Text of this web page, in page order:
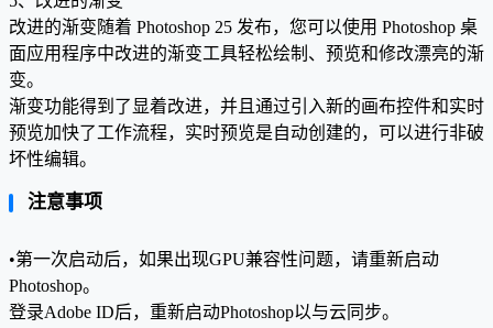
改进的渐变随着 Photoshop 25 发布，您可以使用 Photoshop 桌
面应用程序中改进的渐变工具轻松绘制、预览和修改漂亮的渐
变。
渐变功能得到了显着改进，并且通过引入新的画布控件和实时
预览加快了工作流程，实时预览是自动创建的，可以进行非破
坏性编辑。
注意事项
•第一次启动后，如果出现GPU兼容性问题，请重新启动
Photoshop。
登录Adobe ID后，重新启动Photoshop以与云同步。